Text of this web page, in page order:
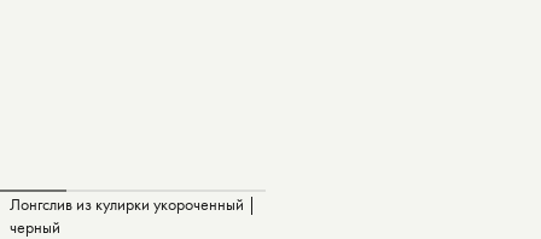
Лонгслив из кулирки укороченный |
черный